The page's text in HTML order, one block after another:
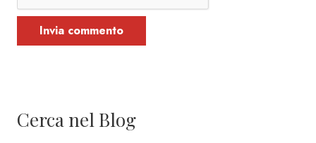
Cerca nel Blog
Invia commento